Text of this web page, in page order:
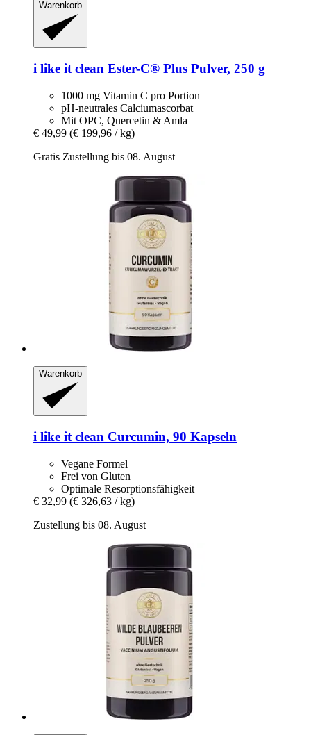
Warenkorb
i like it clean Ester-​C® Plus Pulver, 250 g
1000 mg Vitamin C pro Portion
pH-neutrales Calciumascorbat
Mit OPC, Quercetin & Amla
€ 49,99 (€ 199,96 / kg)
Gratis Zustellung bis 08. August
Warenkorb
i like it clean Curcumin, 90 Kapseln
Vegane Formel
Frei von Gluten
Optimale Resorptionsfähigkeit
€ 32,99 (€ 326,63 / kg)
Zustellung bis 08. August